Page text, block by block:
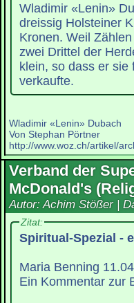
Wladimir «Lenin»
dreissig Holsteiner
Kronen. Weil
zwei Drittel der
klein, so dass er sie
verkaufte.
Wladimir «Lenin» Dubach
Von Stephan Pörtner
http://www.woz.ch/artikel/
Verband der
McDonald's
Autor: Achim Stößer |
Zitat:
Spiritual-Spezial -
Maria Benning
Ein Kommentar zur